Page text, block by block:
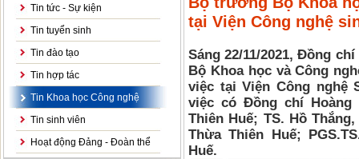
Tin tức - Sự kiện
Tin tuyển sinh
Tin đào tạo
Tin hợp tác
Tin Khoa học Công nghệ
Tin sinh viên
Hoạt động Đảng - Đoàn thể
tại Viện Công nghệ
Sáng 22/11/2021, Đồng
Bộ Khoa học và Công
việc tại Viện Công nghệ
việc có Đồng chí Hoàng
Thiên Huế; TS. Hồ
Thừa Thiên Huế;
Huế.